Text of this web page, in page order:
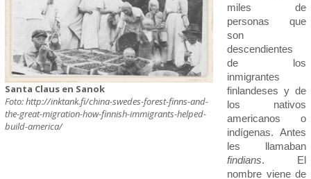
Santa Claus en Sanok
Foto: http://inktank.fi/china-swedes-forest-finns-and-
the-great-migration-how-finnish-immigrants-helped-
build-america/
miles de
personas que
son
descendientes
de los
inmigrantes
finlandeses y de
los nativos
americanos o
indígenas. Antes
les llamaban
findians. El
nombre viene de